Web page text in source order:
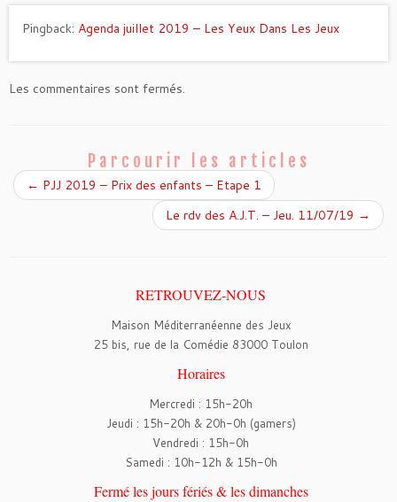
Pingback: Agenda juillet 2019 – Les Yeux Dans Les Jeux
Les commentaires sont fermés.
Parcourir les articles
← PJJ 2019 – Prix des enfants – Etape 1
Le rdv des A.J.T. – Jeu. 11/07/19 →
RETROUVEZ-NOUS
Maison Méditerranéenne des Jeux
25 bis, rue de la Comédie 83000 Toulon
Horaires
Mercredi : 15h-20h
Jeudi : 15h-20h & 20h-0h (gamers)
Vendredi : 15h-0h
Samedi : 10h-12h & 15h-0h
Fermé les jours fériés & les dimanches